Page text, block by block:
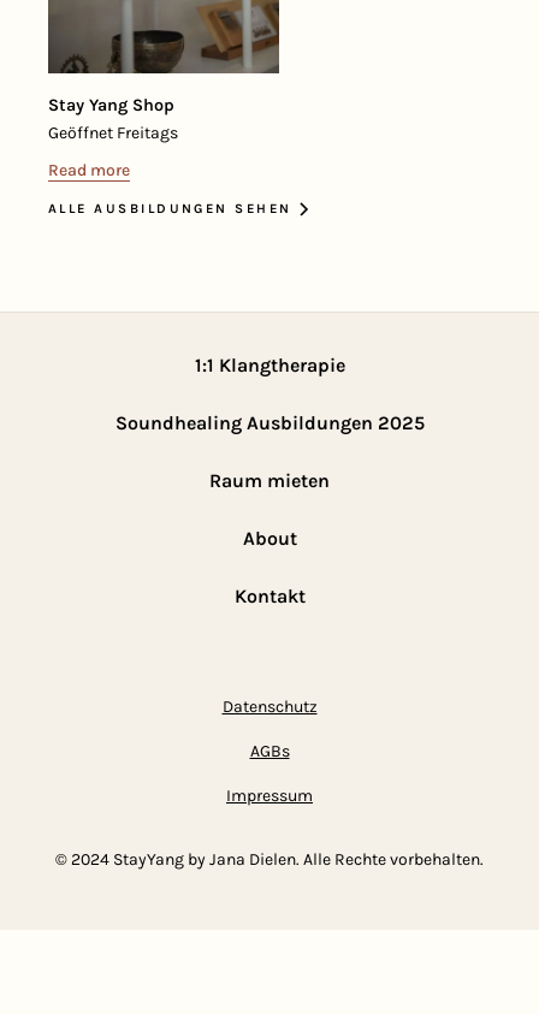
Stay Yang Shop
Geöffnet Freitags
Read more
ALLE AUSBILDUNGEN SEHEN
1:1 Klangtherapie
Soundhealing Ausbildungen 2025
Raum mieten
About
Kontakt
© 2024 StayYang by Jana Dielen. Alle Rechte vorbehalten.
Datenschutz
AGBs
Impressum